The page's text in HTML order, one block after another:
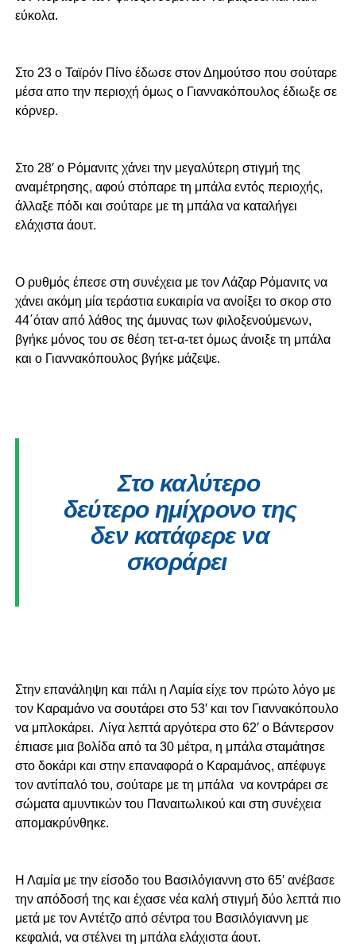
εύκολα.
Στο 23 ο Ταϊρόν Πίνο έδωσε στον Δημούτσο που σούταρε
μέσα απο την περιοχή όμως ο Γιαννακόπουλος έδιωξε σε
κόρνερ.
Στο 28′ ο Ρόμανιτς χάνει την μεγαλύτερη στιγμή της
αναμέτρησης, αφού στόπαρε τη μπάλα εντός περιοχής,
άλλαξε πόδι και σούταρε με τη μπάλα να καταλήγει
ελάχιστα άουτ.
Ο ρυθμός έπεσε στη συνέχεια με τον Λάζαρ Ρόμανιτς να
χάνει ακόμη μία τεράστια ευκαιρία να ανοίξει το σκορ στο
44΄όταν από λάθος της άμυνας των φιλοξενούμενων,
βγήκε μόνος του σε θέση τετ-α-τετ όμως άνοιξε τη μπάλα
και ο Γιαννακόπουλος βγήκε μάζεψε.
Στο καλύτερο
δεύτερο ημίχρονο της
δεν κατάφερε να
σκοράρει
Στην επανάληψη και πάλι η Λαμία είχε τον πρώτο λόγο με
τον Καραμάνο να σουτάρει στο 53′ και τον Γιαννακόπουλο
να μπλοκάρει. Λίγα λεπτά αργότερα στο 62′ ο Βάντερσον
έπιασε μια βολίδα από τα 30 μέτρα, η μπάλα σταμάτησε
στο δοκάρι και στην επαναφορά ο Καραμάνος, απέφυγε
τον αντίπαλό του, σούταρε με τη μπάλα να κοντράρει σε
σώματα αμυντικών του Παναιτωλικού και στη συνέχεια
απομακρύνθηκε.
Η Λαμία με την είσοδο του Βασιλόγιαννη στο 65′ ανέβασε
την απόδοσή της και έχασε νέα καλή στιγμή δύο λεπτά πιο
μετά με τον Αντέτζο από σέντρα του Βασιλόγιαννη με
κεφαλιά, να στέλνει τη μπάλα ελάχιστα άουτ.